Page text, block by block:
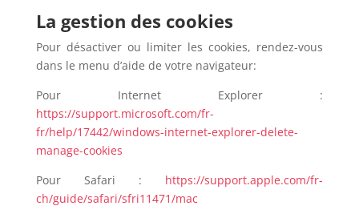
La gestion des cookies
Pour désactiver ou limiter les cookies, rendez-vous
dans le menu d’aide de votre navigateur:
Pour Internet Explorer :
https://support.microsoft.com/fr-
fr/help/17442/windows-internet-explorer-delete-
manage-cookies
Pour Safari : https://support.apple.com/fr-
ch/guide/safari/sfri11471/mac